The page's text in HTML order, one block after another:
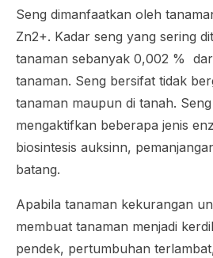
Seng dimanfaatkan oleh
Zn2+. Kadar seng yang sering
tanaman sebanyak 0,002 %
tanaman. Seng bersifat tidak
tanaman maupun di tanah.
mengaktifkan beberapa jenis
biosintesis auksinn,
batang.
Apabila tanaman kekurangan
membuat tanaman menjadi
pendek, pertumbuhan